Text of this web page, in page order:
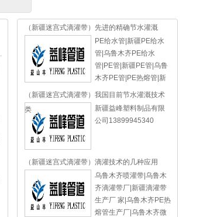
（新疆迷宫式滴灌带）先进的精确节水灌溉
PE给水管|新疆PE给水
管|乌鲁木齐PE给水
管|PE管|新疆PE管|乌鲁
木齐PE管|PE热熔管|新
疆PE热熔管|乌鲁木齐
（新疆迷宫式滴灌带）我国目前节水灌溉技术
类
新疆益峰塑料制品有限
公司13899945340
（新疆迷宫式滴灌带）滴灌技术的几种应用
乌鲁木齐喷灌带|乌鲁木
齐滴灌带厂|新疆滴灌带
生产厂 家|乌鲁木齐PE热
熔管生产厂|乌鲁木齐微